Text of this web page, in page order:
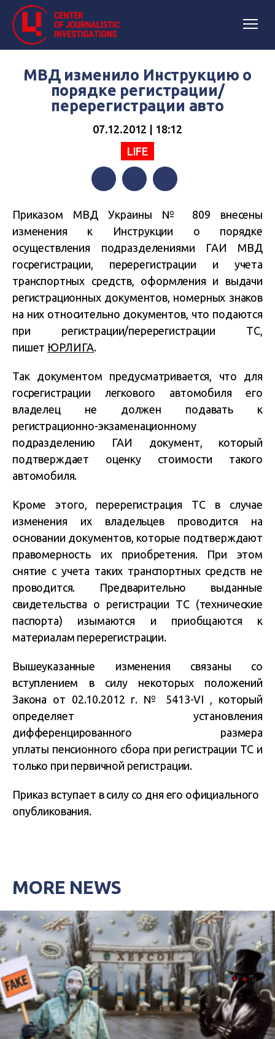
МВД изменило Инструкцию о
порядке регистрации/
перерегистрации авто
07.12.2012 | 18:12
LIFE
Приказом МВД Украины № 809 внесены
изменения к Инструкции о порядке
осуществления подразделениями ГАИ МВД
госрегистрации, перерегистрации и учета
транспортных средств, оформления и выдачи
регистрационных документов, номерных знаков
на них относительно документов, что подаются
при регистрации/перерегистрации ТС,
пишет ЮРЛИГА.
Так документом предусматривается, что для
госрегистрации легкового автомобиля его
владелец не должен подавать к
регистрационно-экзаменационному
подразделению ГАИ документ, который
подтверждает оценку стоимости такого
автомобиля.
Кроме этого, перерегистрация ТС в случае
изменения их владельцев проводится на
основании документов, которые подтверждают
правомерность их приобретения. При этом
снятие с учета таких транспортных средств не
проводится. Предварительно выданные
свидетельства о регистрации ТС (технические
паспорта) изымаются и приобщаются к
материалам перерегистрации.
Вышеуказанные изменения связаны со
вступлением в силу некоторых положений
Закона от 02.10.2012 г. № 5413-VI , который
определяет установления
дифференцированного размера
уплаты пенсионного сбора при регистрации ТС и
только при первичной регистрации.
Приказ вступает в силу со дня его официального
опубликования.
MORE NEWS